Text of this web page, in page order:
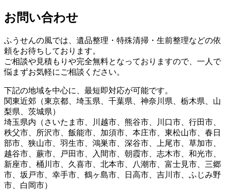
お問い合わせ
ふうせんの風では、遺品整理・特殊清掃・生前整理などの依
頼をお待ちしております。
ご相談や見積もりや完全無料となっておりますので、一人で
悩まずお気軽にご相談ください。
下記の地域を中心に、最短即対応が可能です。
関東近郊（東京都、埼玉県、千葉県、神奈川県、栃木県、山
梨県、茨城県）
埼玉県内（さいたま市、川越市、熊谷市、川口市、行田市、
秩父市、所沢市、飯能市、加須市、本庄市、東松山市、春日
部市、狭山市、羽生市、鴻巣市、深谷市、上尾市、草加市、
越谷市、蕨市、戸田市、入間市、朝霞市、志木市、和光市、
新座市、桶川市、久喜市、北本市、八潮市、富士見市、三郷
市、坂戸市、幸手市、鶴ヶ島市、日高市、吉川市、ふじみ野
市、白岡市）